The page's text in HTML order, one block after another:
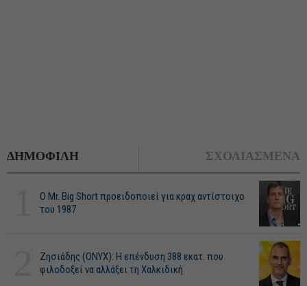
ΔΗΜΟΦΙΛΗ ΣΧΟΛΙΑΣΜΕΝΑ
O Mr. Big Short προειδοποιεί για κραχ αντίστοιχο
του 1987
Ζησιάδης (ONYX): Η επένδυση 388 εκατ. που
φιλοδοξεί να αλλάξει τη Χαλκιδική